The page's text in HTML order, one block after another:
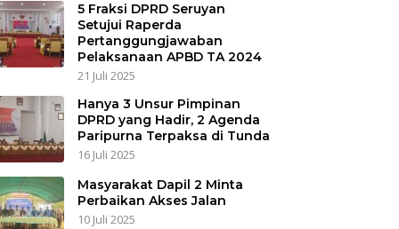
5 Fraksi DPRD Seruyan
Setujui Raperda
Pertanggungjawaban
Pelaksanaan APBD TA 2024
21 Juli 2025
Hanya 3 Unsur Pimpinan
DPRD yang Hadir, 2 Agenda
Paripurna Terpaksa di Tunda
16 Juli 2025
Masyarakat Dapil 2 Minta
Perbaikan Akses Jalan
10 Juli 2025